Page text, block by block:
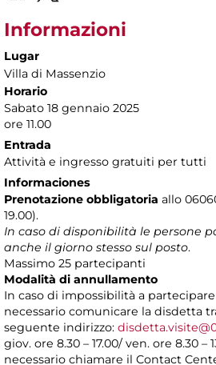
Informazioni
Lugar
Villa di Massenzio
Horario
Sabato 18 gennaio 2025
ore 11.00
Entrada
Attività e ingresso gratuiti per tutti
Informaciones
Prenotazione obbligatoria allo
19.00).
In caso di disponibilità le persone
anche il giorno stesso sul posto.
Massimo 25 partecipanti
Modalità di annullamento
In caso di impossibilità a
necessario comunicare la disdetta
seguente indirizzo:
giov. ore 8.30 – 17.00/ ven. ore 8.30 –
necessario chiamare il Contact